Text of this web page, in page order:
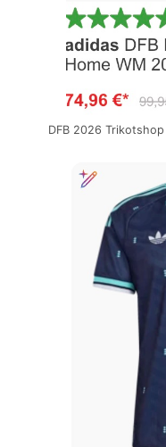
DFB 2026 Trikotshop